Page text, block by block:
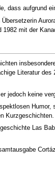
dass aufgrund
mit der
Literatur
jedoch keine
Kurzgeschichten.
Las